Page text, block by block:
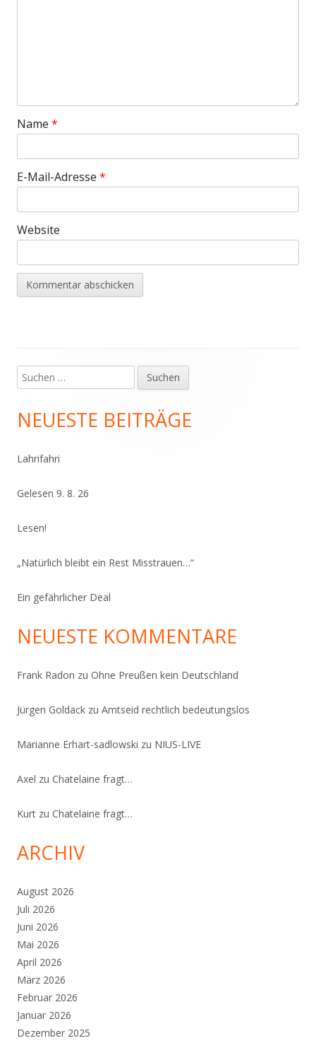
Name *
E-Mail-Adresse *
Website
Haupt-
Seitenleiste
Suchen
nach:
NEUESTE BEITRÄGE
Lahrifahri
Gelesen 9. 8. 26
Lesen!
„Natürlich bleibt ein Rest Misstrauen…“
Ein gefährlicher Deal
NEUESTE KOMMENTARE
Frank Radon zu Ohne Preußen kein Deutschland
Jürgen Goldack zu Amtseid rechtlich bedeutungslos
Marianne Erhart-sadlowski zu NIUS-LIVE
Axel zu Chatelaine fragt…
Kurt zu Chatelaine fragt…
ARCHIV
August 2026
Juli 2026
Juni 2026
Mai 2026
April 2026
März 2026
Februar 2026
Januar 2026
Dezember 2025